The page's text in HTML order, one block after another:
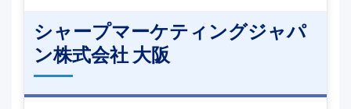
シャープマーケティングジャパ
ン株式会社 大阪